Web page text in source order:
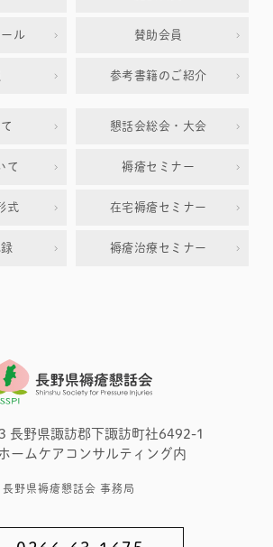
ル 賛助会員
参考書籍のご紹介
て
式
懇話会総会・大会
褥瘡セミナー
在宅褥瘡セミナー
褥瘡治療セミナー
長野県諏訪郡下諏訪町社6492-1
ームケアコンサルティング内
長野県褥瘡懇話会 事務局